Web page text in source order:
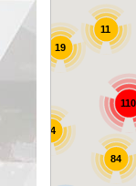
110
11
84
44
19